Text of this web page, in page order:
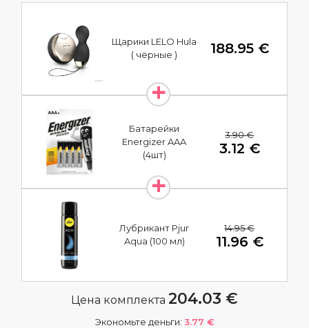
Щарики LELO Hula
( чёрные )
188.95 €
Батарейки
Energizer AAA
(4шт)
3.90 €
3.12 €
Лубрикант Pjur
Aqua (100 мл)
14.95 €
11.96 €
Цена комплекта 204.03 €
Экономьте деньги: 3.77 €